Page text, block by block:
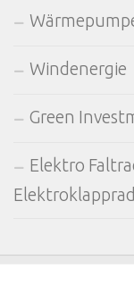
Windenergie
Green
Elektro
Elektroklapprad